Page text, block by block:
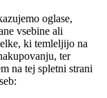
oglase,
vsebine ali
ki temleljijo na
ter
na tej spletni strani